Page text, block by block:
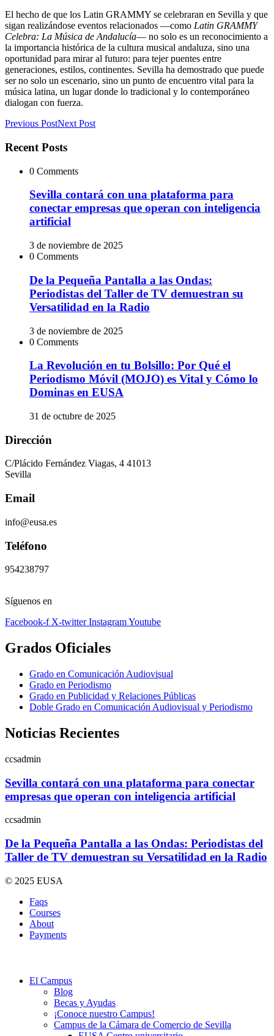
El hecho de que los Latin GRAMMY se celebraran en Sevilla y que
sigan realizándose eventos relacionados —como Latin GRAMMY
Celebra: La Música de Andalucía— no solo es un reconocimiento a
la importancia histórica de la cultura musical andaluza, sino una
oportunidad para mirar al futuro: para tejer puentes entre
generaciones, estilos, continentes. Sevilla ha demostrado que puede
ser no solo un escenario, sino un punto de encuentro vital para la
música latina, un lugar donde lo tradicional y lo contemporáneo
dialogan con fuerza.
Previous PostNext Post
Recent Posts
0 Comments
Sevilla contará con una plataforma para
conectar empresas que operan con inteligencia
artificial
3 de noviembre de 2025
0 Comments
De la Pequeña Pantalla a las Ondas:
Periodistas del Taller de TV demuestran su
Versatilidad en la Radio
3 de noviembre de 2025
0 Comments
La Revolución en tu Bolsillo: Por Qué el
Periodismo Móvil (MOJO) es Vital y Cómo lo
Dominas en EUSA
31 de octubre de 2025
Dirección
C/Plácido Fernández Viagas, 4 41013
Sevilla
Email
info@eusa.es
Teléfono
954238797
Síguenos en
Facebook-f X-twitter InstagramYoutube
Grados Oficiales
Grado en Comunicación Audiovisual
Grado en Periodismo
Grado en Publicidad y Relaciones Públicas
Doble Grado en Comunicación Audiovisual y Periodismo
Noticias Recientes
ccsadmin
Sevilla contará con una plataforma para conectar
empresas que operan con inteligencia artificial
ccsadmin
De la Pequeña Pantalla a las Ondas: Periodistas del
Taller de TV demuestran su Versatilidad en la Radio
© 2025 EUSA
Faqs
Courses
About
Payments
El Campus
Blog
Becas y Ayudas
¡Conoce nuestro Campus!
Campus de la Cámara de Comercio de Sevilla